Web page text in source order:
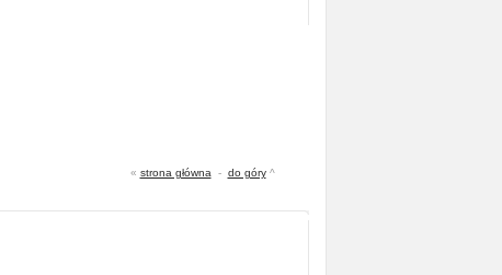
« strona główna - do góry^